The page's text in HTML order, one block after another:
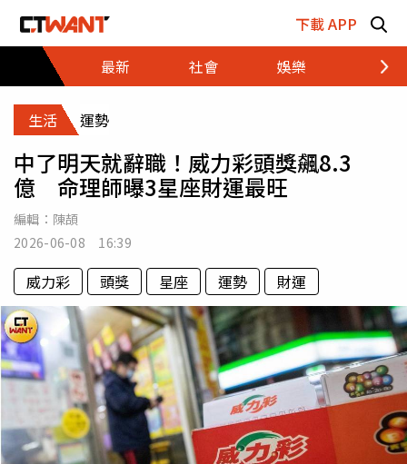
下載 APP
最新
社會 娛樂 財經
生活 運勢
中了明天就辭職！威力彩頭獎飆8.3
億 命理師曝3星座財運最旺
編輯： 陳頡
2026-06-08 16:39
威力彩 頭獎 星座 運勢 財運